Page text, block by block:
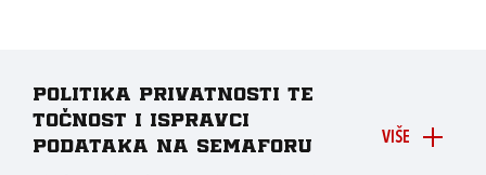
VIŠE
Politika privatnosti te
točnost i ispravci
podataka na Semaforu